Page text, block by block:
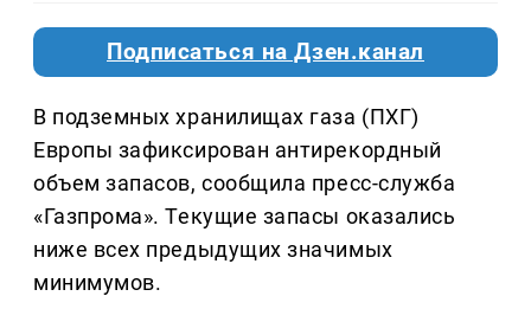
Подписаться на Дзен.канал
В подземных хранилищах газа (ПХГ)
Европы зафиксирован антирекордный
объем запасов, сообщила пресс-служба
«Газпрома». Текущие запасы оказались
ниже всех предыдущих значимых
минимумов.